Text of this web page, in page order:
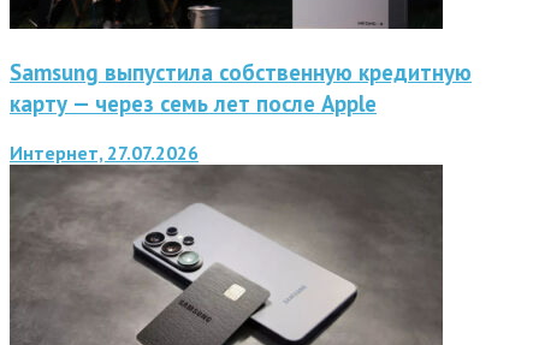
Samsung выпустила собственную кредитную
карту — через семь лет после Apple
Интернет, 27.07.2026